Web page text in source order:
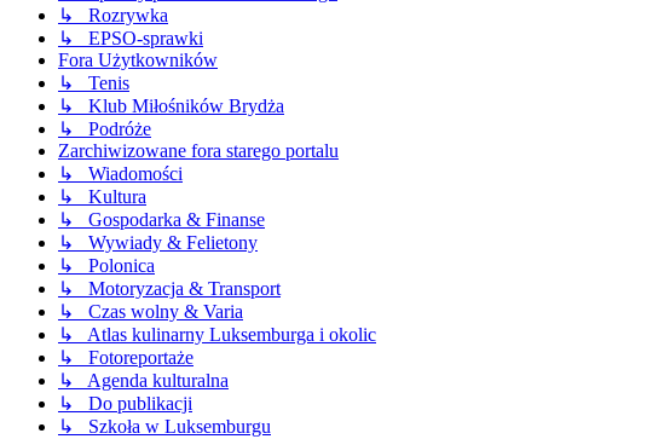
↳ Rozrywka
↳ EPSO-sprawki
Fora Użytkowników
↳ Tenis
↳ Klub Miłośników Brydża
↳ Podróże
Zarchiwizowane fora starego portalu
↳ Wiadomości
↳ Kultura
↳ Gospodarka & Finanse
↳ Wywiady & Felietony
↳ Polonica
↳ Motoryzacja & Transport
↳ Czas wolny & Varia
↳ Atlas kulinarny Luksemburga i okolic
↳ Fotoreportaże
↳ Agenda kulturalna
↳ Do publikacji
↳ Szkoła w Luksemburgu